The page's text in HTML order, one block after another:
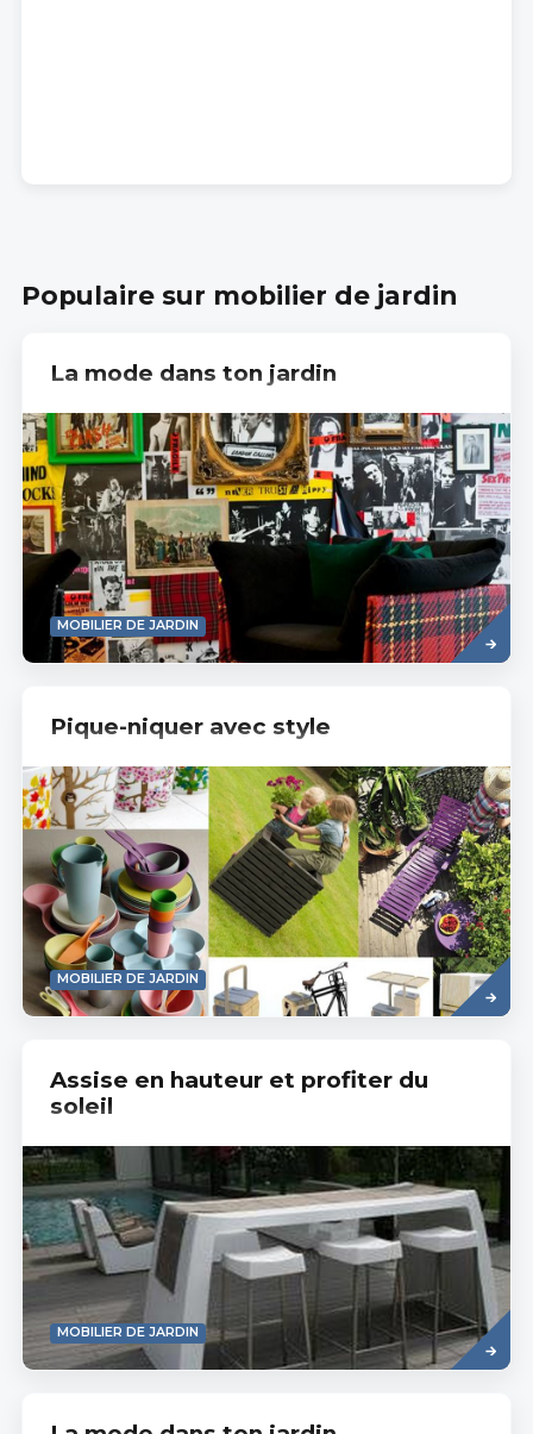
Populaire sur mobilier de jardin
La mode dans ton jardin
MOBILIER DE JARDIN
Read
more
Pique-niquer avec style
MOBILIER DE JARDIN
Read
more
Assise en hauteur et profiter du
soleil
MOBILIER DE JARDIN
Read
more